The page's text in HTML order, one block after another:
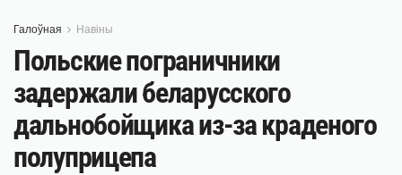
Галоўная Навіны
Польские пограничники
задержали беларусского
дальнобойщика из-за краденого
полуприцепа